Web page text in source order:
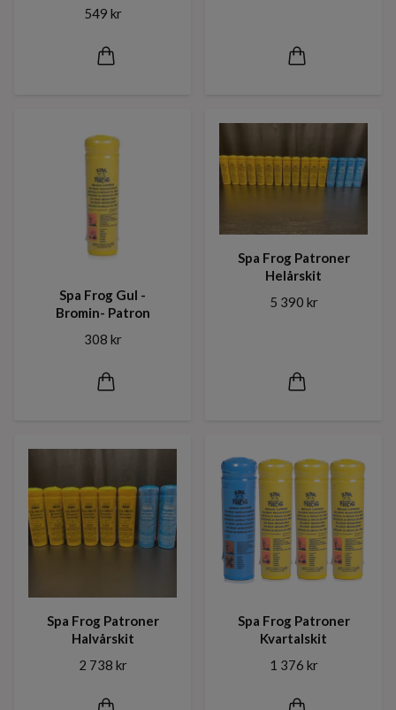
549 kr
Spa Frog Gul -
Bromin- Patron
308 kr
Spa Frog Patroner
Helårskit
5 390 kr
Spa Frog Patroner
Halvårskit
2 738 kr
Spa Frog Patroner
Kvartalskit
1 376 kr